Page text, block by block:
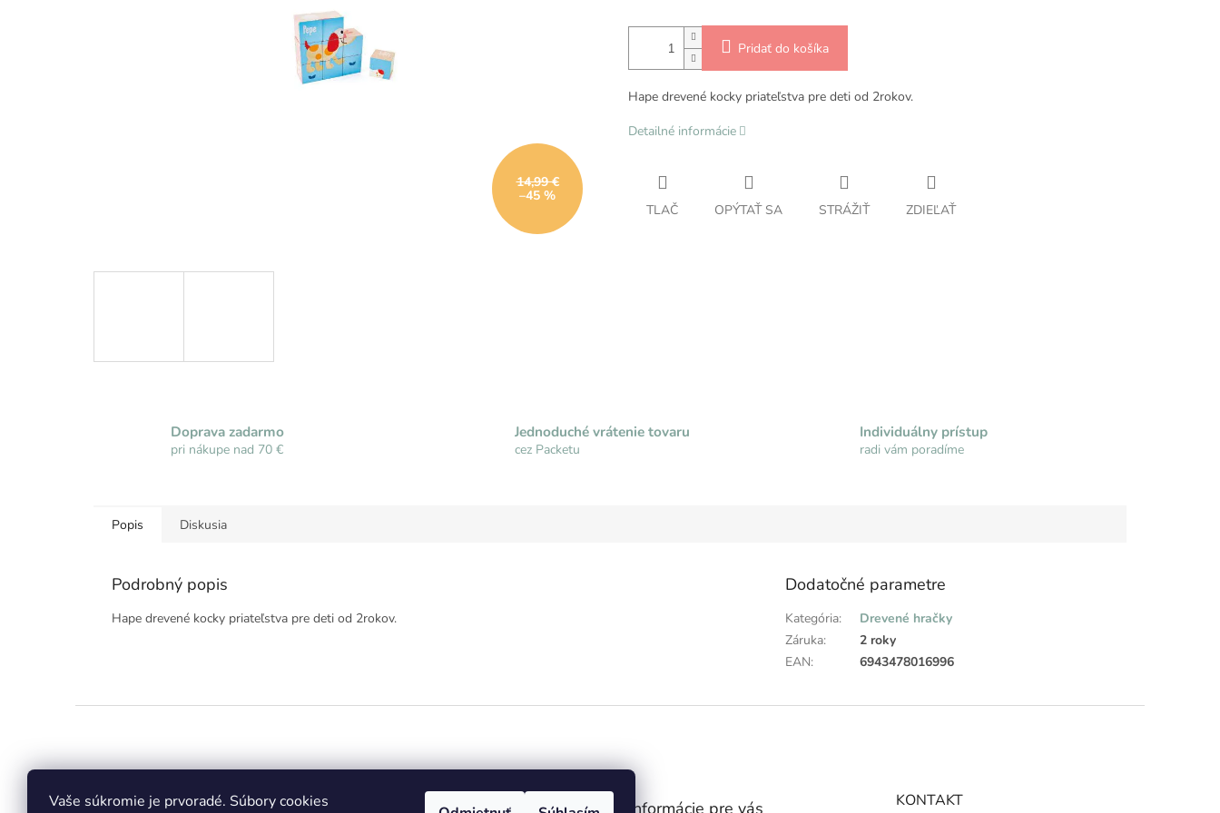
Vaše súkromie je prvoradé. Súbory cookies
14,99 €
–45 %
Pridať do košíka
Hape drevené kocky priateľstva pre deti od 2rokov.
Detailné informácie
TLAČ OPÝTAŤ SA STRÁŽIŤ ZDIEĽAŤ
Doprava zadarmo
pri nákupe nad 70 €
Jednoduché vrátenie tovaru
cez Packetu
Individuálny prístup
radi vám poradíme
Popis Diskusia
Podrobný popis
Hape drevené kocky priateľstva pre deti od 2rokov.
Dodatočné parametre
Kategória:
Drevené hračky
Záruka:
2 roky
EAN: 6943478016996
Facebook Informácie pre vás KONTAKT